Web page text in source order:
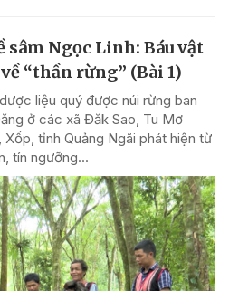
Ngọc Linh: Báu vật
“thần rừng” (Bài 1)
liệu quý được núi rừng ban
ở các xã Đăk Sao, Tu Mơ
tỉnh Quảng Ngãi phát hiện từ
tín ngưỡng...